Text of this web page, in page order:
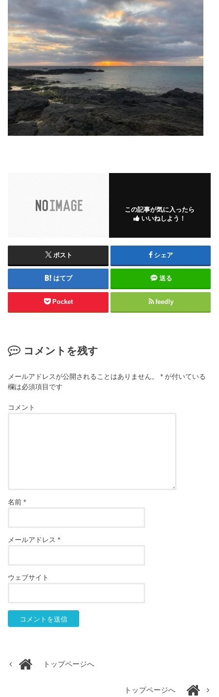
この記事が気に入ったら
いいねしよう！
ポスト シェア
はてブ 送る
Pocket feedly
コメントを残す
メールアドレスが公開されることはありません。 * が付いている
欄は必須項目です
コメント
名前*
メールアドレス*
ウェブサイト
トップページへ
トップページへ